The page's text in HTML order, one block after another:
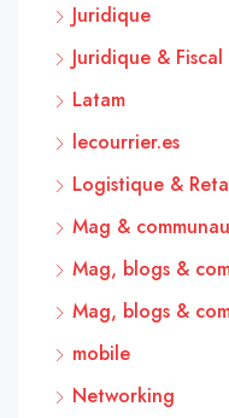
Juridique
Juridique & Fiscal
Latam
lecourrier.es
Logistique &
Mag &
Mag, blogs &
Mag, blogs &
mobile
Networking